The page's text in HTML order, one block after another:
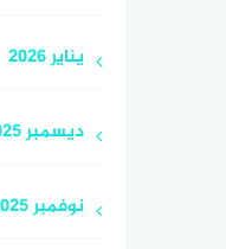
يناير 2026
ديسمبر 2025
نوفمبر 2025